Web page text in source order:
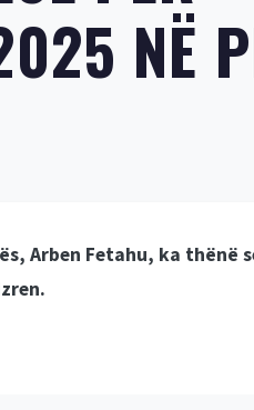
NË
Arben Fetahu, ka thënë